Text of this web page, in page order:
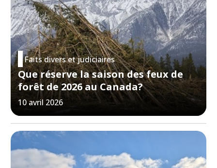
Faits divers et judiciaires
Que réserve la saison des feux de
forêt de 2026 au Canada?
10 avril 2026